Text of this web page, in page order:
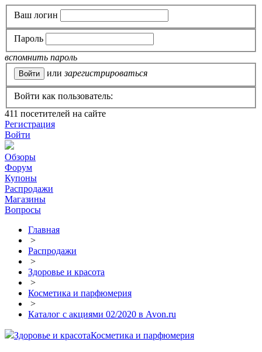
Ваш логин
Пароль
вспомнить пароль
или зарегистрироваться
Войти как пользователь:
411 посетителей на сайте
Регистрация
Войти
Обзоры
Форум
Купоны
Распродажи
Магазины
Вопросы
Главная
>
Распродажи
>
Здоровье и красота
>
Косметика и парфюмерия
>
Каталог с акциями 02/2020 в Avon.ru
Здоровье и красотаКосметика и парфюмерия